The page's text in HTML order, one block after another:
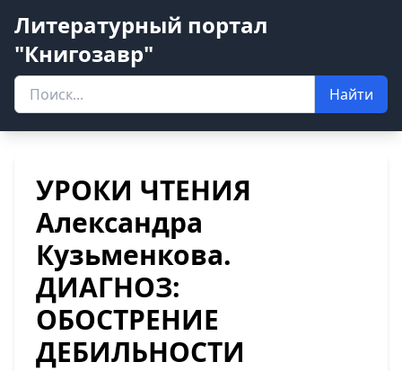
Литературный портал
"Книгозавр"
Найти
УРОКИ ЧТЕНИЯ
Александра
Кузьменкова.
ДИАГНОЗ:
ОБОСТРЕНИЕ
ДЕБИЛЬНОСТИ